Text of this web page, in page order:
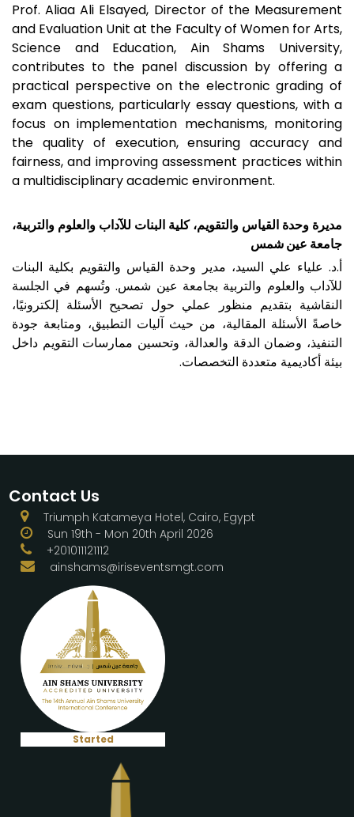
Prof. Aliaa Ali Elsayed, Director of the Measurement
and Evaluation Unit at the Faculty of Women for Arts,
Science and Education, Ain Shams University,
contributes to the panel discussion by offering a
practical perspective on the electronic grading of
exam questions, particularly essay questions, with a
focus on implementation mechanisms, monitoring
the quality of execution, ensuring accuracy and
fairness, and improving assessment practices within
a multidisciplinary academic environment.
مديرة وحدة القياس والتقويم، كلية البنات للآداب والعلوم والتربية،
جامعة عين شمس
أ.د. علياء علي السيد، مدير وحدة القياس والتقويم بكلية البنات
للآداب والعلوم والتربية بجامعة عين شمس. وتُسهم في الجلسة
النقاشية بتقديم منظور عملي حول تصحيح الأسئلة إلكترونيًا،
خاصةً الأسئلة المقالية، من حيث آليات التطبيق، ومتابعة جودة
التنفيذ، وضمان الدقة والعدالة، وتحسين ممارسات التقويم داخل
بيئة أكاديمية متعددة التخصصات.
Contact Us
Triumph Katameya Hotel, Cairo, Egypt
Sun 19th - Mon 20th April 2026
+201011121112
ainshams@iriseventsmgt.com
Started